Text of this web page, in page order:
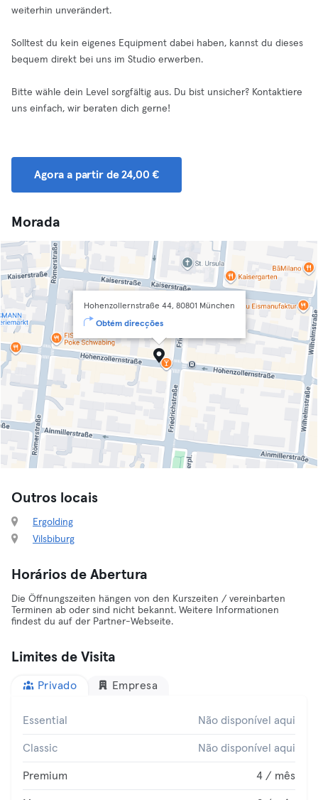
weiterhin unverändert.
Solltest du kein eigenes Equipment dabei haben, kannst du dieses
bequem direkt bei uns im Studio erwerben.
Bitte wähle dein Level sorgfältig aus. Du bist unsicher? Kontaktiere
uns einfach, wir beraten dich gerne!
Agora a partir de 24,00 €
Morada
Hohenzollernstraße 44, 80801 München
Obtém direcções
Outros locais
Ergolding
Vilsbiburg
Horários de Abertura
Die Öffnungszeiten hängen von den Kurszeiten / vereinbarten
Terminen ab oder sind nicht bekannt. Weitere Informationen
findest du auf der Partner-Webseite.
Limites de Visita
Privado Empresa
Essential Não disponível aqui
Classic Não disponível aqui
Premium 4 / mês